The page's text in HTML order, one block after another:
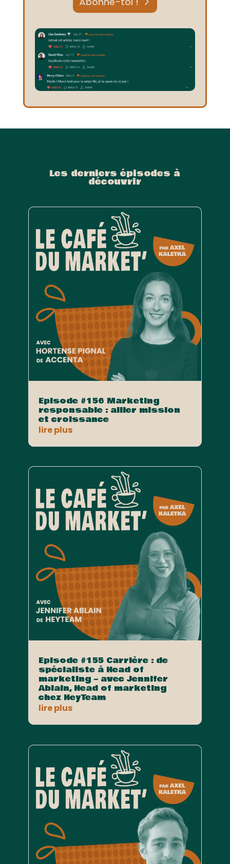
Les derniers épisodes à
découvrir
Episode #156 Marketing
responsable : allier mission
et croissance
lire plus
Episode #155 Carrière : de
spécialiste à Head of
marketing – avec Jennifer
Ablain, Head of marketing
chez HeyTeam
lire plus